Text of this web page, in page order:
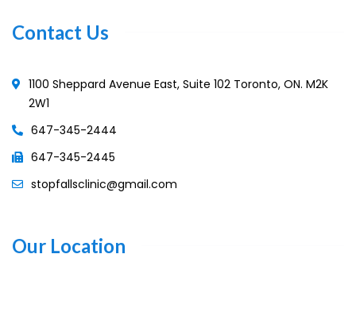
Contact Us
1100 Sheppard Avenue East, Suite 102 Toronto, ON. M2K
2W1
647-345-2444
647-345-2445
stopfallsclinic@gmail.com
Our Location